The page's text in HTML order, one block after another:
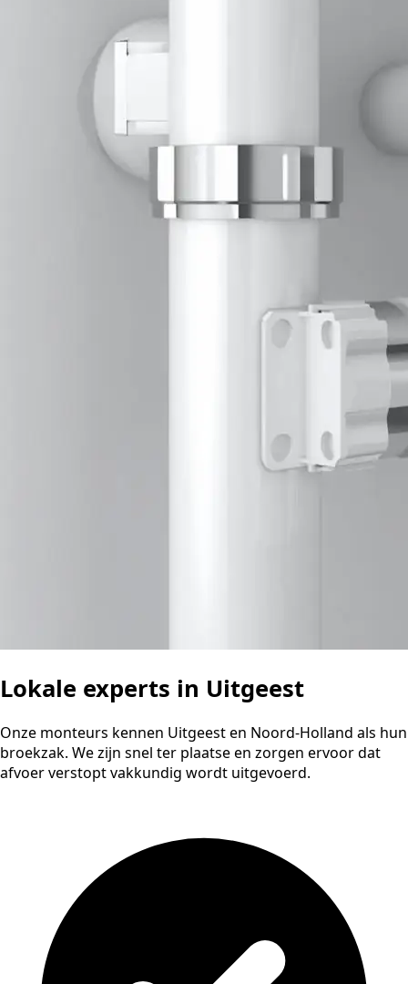
Lokale experts in Uitgeest
Onze monteurs kennen Uitgeest en Noord-Holland als hun
broekzak. We zijn snel ter plaatse en zorgen ervoor dat
afvoer verstopt vakkundig wordt uitgevoerd.